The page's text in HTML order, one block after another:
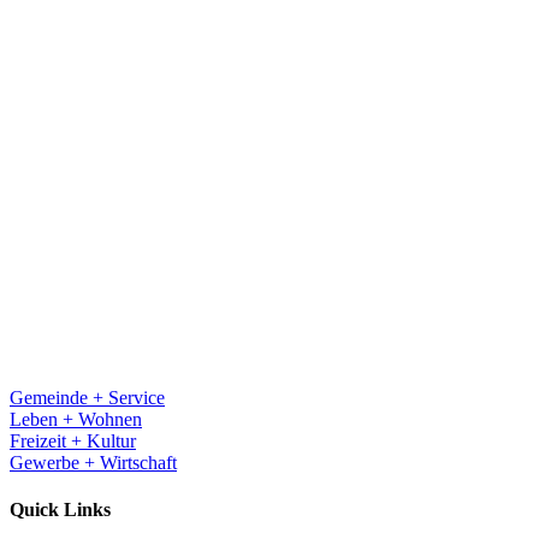
Gemeinde + Service
Leben + Wohnen
Freizeit + Kultur
Gewerbe + Wirtschaft
Quick Links